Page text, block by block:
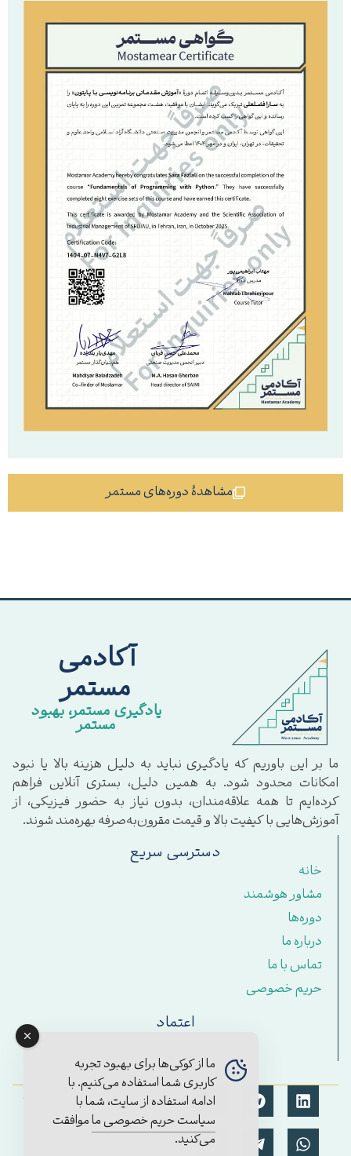
مشاهدهٔ دوره‌های مستمر
آکادمی
مستمر
یادگیری مستمر، بهبود
مستمر
ما بر این باوریم که یادگیری نباید به دلیل هزینه بالا یا نبود
امکانات محدود شود. به همین دلیل، بستری آنلاین فراهم
کرده‌ایم تا همه علاقه‌مندان، بدون نیاز به حضور فیزیکی، از
آموزش‌هایی با کیفیت بالا و قیمت مقرون‌به‌صرفه بهره‌مند شوند.
دسترسی سریع
خانه
مشاور هوشمند
دوره‌ها
درباره ما
تماس با ما
حریم خصوصی
اعتماد
© تمامی حقوق برای آکادمی
مستمر محفوظ است.
۱۴۰۴/2025
ما از کوکی‌ها برای بهبود تجربه
کاربری شما استفاده می‌کنیم. با
ادامه استفاده از سایت، شما با
سیاست حریم خصوصی ماموافقت
می‌کنید.